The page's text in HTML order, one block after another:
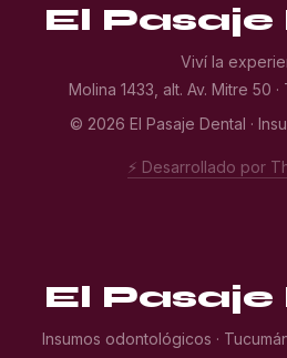
El
Viví la
Molina 1433, alt. Av. Mitre 50
© 2026 El Pasaje Dental ·
⚡ Desarrollado por
El
Insumos odontológicos ·